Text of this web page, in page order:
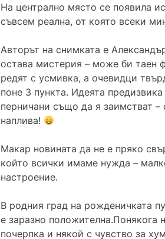
На централно място се появила
съвсем реална, от която всеки
Авторът на снимката е
остава мистерия – може би таен
редят с усмивка, а очевидци
поне 3 пункта. Идеята
перничани също да я заимстват –
наплива!
Макар новината да не е пряко
който всички имаме нужда –
настроение.
В родния град на рожденичката
е заразно положителна.Понякога
почерпка и някой с чувство за